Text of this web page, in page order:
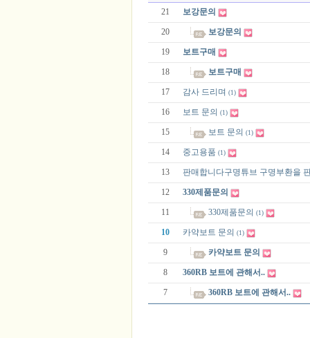
21 보강문의
20 보강문의
19 보트구매
18 보트구매
17 감사 드리며 (1)
16 보트 문의 (1)
15 보트 문의 (1)
14 중고용품 (1)
13 판매합니다구명튜브 구명부환을
12 330제품문의
11 330제품문의 (1)
10 카약보트 문의 (1)
9 카약보트 문의
8 360RB 보트에 관해서..
7 360RB 보트에 관해서..